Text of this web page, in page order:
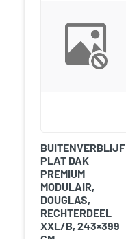
BUITENVERBLIJF
PLAT DAK
PREMIUM
MODULAIR,
DOUGLAS,
RECHTERDEEL
XXL/B, 243×399